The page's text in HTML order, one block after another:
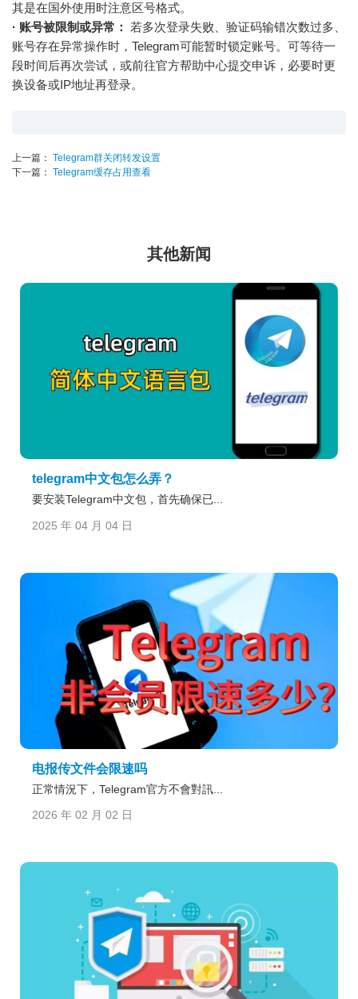
其是在国外使用时注意区号格式。
· 账号被限制或异常：
若多次登录失败、验证码输错次数过多、
账号存在异常操作时，Telegram可能暂时锁定账号。可等待一
段时间后再次尝试，或前往官方帮助中心提交申诉，必要时更
换设备或IP地址再登录。
上一篇： Telegram群关闭转发设置
下一篇： Telegram缓存占用查看
其他新闻
telegram中文包怎么弄？
要安装Telegram中文包，首先确保已...
2025 年 04 月 04 日
电报传文件会限速吗
正常情況下，Telegram官方不會對訊...
2026 年 02 月 02 日